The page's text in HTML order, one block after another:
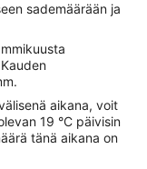
sademäärään ja
aikana, voit
19 °C päivisin
tänä aikana on